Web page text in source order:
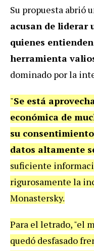
Su propuesta abrió
acusan de liderar
quienes
herramienta
dominado por la
"Se está
económica de
su consentimiento
datos altamente
suficiente
rigurosamente la
Monastersky.
Para el letrado, "el
quedó desfasado